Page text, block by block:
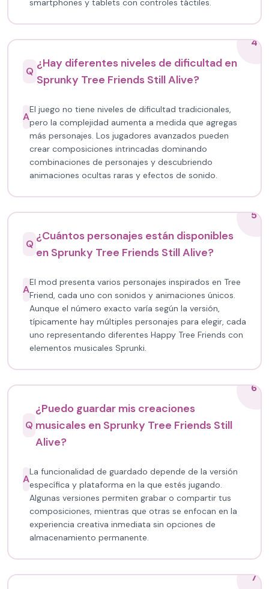
smartphones y tablets con controles táctiles.
4
Q
¿Hay diferentes niveles de dificultad en
Sprunky Tree Friends Still Alive?
A
El juego no tiene niveles de dificultad tradicionales,
pero la complejidad aumenta a medida que agregas
más personajes. Los jugadores avanzados pueden
crear composiciones intrincadas dominando
combinaciones de personajes y descubriendo
animaciones ocultas raras y efectos de sonido.
5
Q
¿Cuántos personajes están disponibles
en Sprunky Tree Friends Still Alive?
A
El mod presenta varios personajes inspirados en Tree
Friend, cada uno con sonidos y animaciones únicos.
Aunque el número exacto varía según la versión,
típicamente hay múltiples personajes para elegir, cada
uno representando diferentes Happy Tree Friends con
elementos musicales Sprunki.
6
Q
¿Puedo guardar mis creaciones
musicales en Sprunky Tree Friends Still
Alive?
A
La funcionalidad de guardado depende de la versión
específica y plataforma en la que estés jugando.
Algunas versiones permiten grabar o compartir tus
composiciones, mientras que otras se enfocan en la
experiencia creativa inmediata sin opciones de
almacenamiento permanente.
7